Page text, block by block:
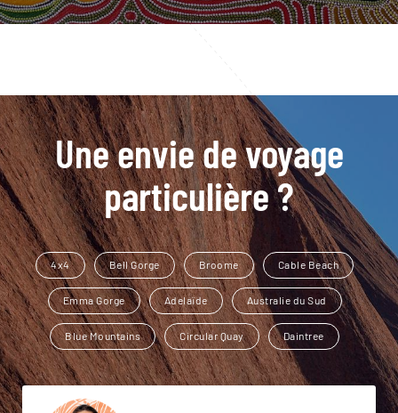
Une envie de voyage
particulière ?
4x4 Bell Gorge Broome Cable Beach
Emma Gorge Adelaïde Australie du Sud
Blue Mountains Circular Quay Daintree